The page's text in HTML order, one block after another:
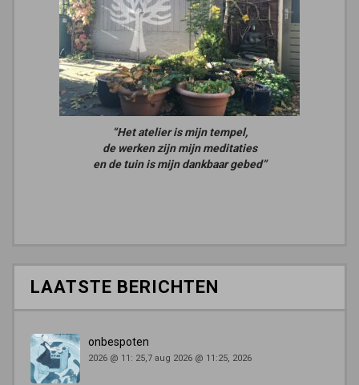
“Het atelier is mijn tempel,
de werken zijn mijn meditaties
en de tuin is mijn dankbaar gebed”
LAATSTE BERICHTEN
onbespoten
2026 @ 11: 25,7 aug 2026 @ 11:25, 2026